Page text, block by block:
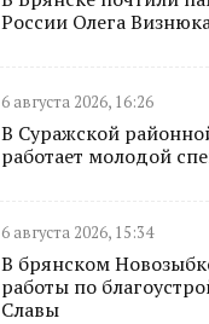
России Олега
6 августа 2026, 16:26
В Суражской
работает молодой
6 августа 2026, 15:34
В брянском
работы по
Славы